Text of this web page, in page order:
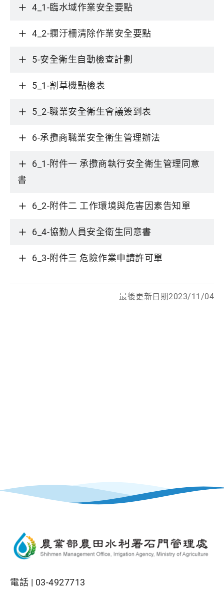
4_1-臨水域作業安全要點
4_2-攔汙柵清除作業安全要點
5-安全衛生自動檢查計劃
5_1-割草機點檢表
5_2-職業安全衛生會議簽到表
6-承攬商職業安全衛生管理辦法
6_1-附件一 承攬商執行安全衛生管理同意
書
6_2-附件二 工作環境與危害因素告知單
6_4-協勤人員安全衛生同意書
6_3-附件三 危險作業申請許可單
最後更新日期2023/11/04
電話 | 03-4927713